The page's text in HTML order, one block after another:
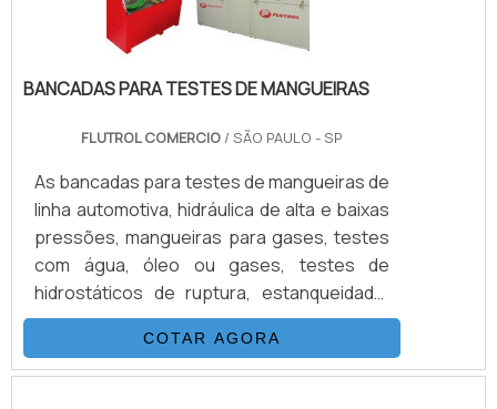
BANCADAS PARA TESTES DE MANGUEIRAS
FLUTROL COMERCIO / SÃO PAULO - SP
As bancadas para testes de mangueiras de
linha automotiva, hidráulica de alta e baixas
pressões, mangueiras para gases, testes
com água, óleo ou gases, testes de
hidrostáticos de ruptura, estanqueidade,
etc. O Consumo industrial de mangueiras
está crescendo numa velocidade
impressionante, assim como as exigências
COTAR AGORA